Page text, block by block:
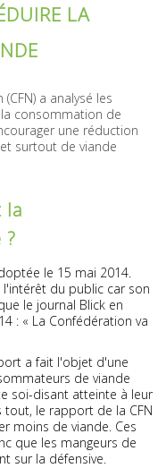
LA
a analysé les
consommation de
une réduction
surtout de viande
la
?
le 15 mai 2014.
du public car son
le journal Blick en
: « La Confédération va
a fait l'objet d'une
de viande
soi-disant atteinte à leur
tout, le rapport de la CFN
moins de viande. Ces
que les mangeurs de
sur la défensive.